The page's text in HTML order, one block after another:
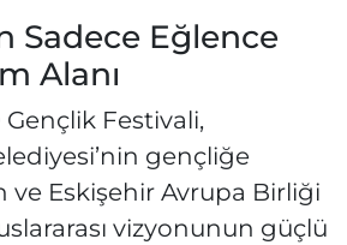
Sadece Eğlence
Alanı
Gençlik Festivali,
gençliğe
Eskişehir Avrupa Birliği
vizyonunun güçlü